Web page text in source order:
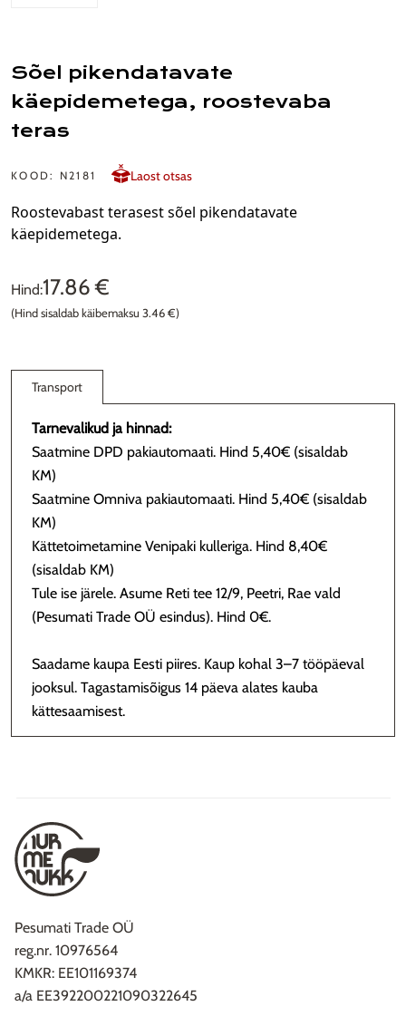
Sõel pikendatavate
käepidemetega, roostevaba
teras
KOOD: N2181 Laost otsas
Roostevabast terasest sõel pikendatavate
käepidemetega.
Hind:17.86 €
(Hind sisaldab käibemaksu 3.46 €)
Transport
Tarnevalikud ja hinnad:
Saatmine DPD pakiautomaati. Hind 5,40€ (sisaldab
KM)
Saatmine Omniva pakiautomaati. Hind 5,40€ (sisaldab
KM)
Kättetoimetamine Venipaki kulleriga. Hind 8,40€
(sisaldab KM)
Tule ise järele. Asume Reti tee 12/9, Peetri, Rae vald
(Pesumati Trade OÜ esindus). Hind 0€.
Saadame kaupa Eesti piires. Kaup kohal 3–7 tööpäeval
jooksul. Tagastamisõigus 14 päeva alates kauba
kättesaamisest.
Pesumati Trade OÜ
reg.nr. 10976564
KMKR: EE101169374
a/a EE392200221090322645